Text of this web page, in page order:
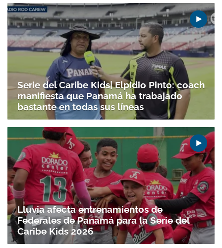
Serie del Caribe Kids| Elpidio Pinto: coach
manifiesta que Panamá ha trabajado
bastante en todas sus líneas
Lluvia afecta entrenamientos de
Federales de Panamá para la Serie del
Caribe Kids 2026